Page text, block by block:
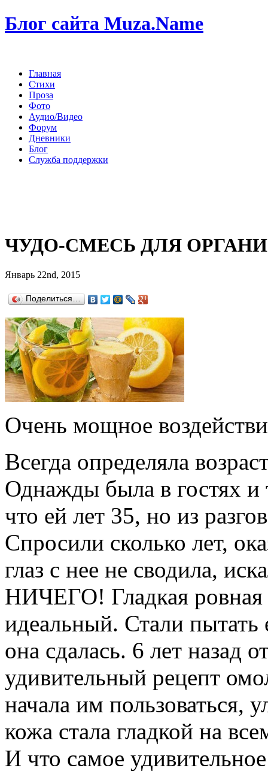
Блог сайта Muza.Name
Главная
Стихи
Проза
Фото
Аудио/Видео
Форум
Дневники
Блог
Служба поддержки
ЧУДО-СМЕСЬ ДЛЯ
Январь 22nd, 2015
Поделиться…
Очень мощное
Всегда определяла
Однажды была в гостях
что ей лет 35, но из
Спросили сколько лет,
глаз с нее не сводила,
НИЧЕГО! Гладкая
идеальный. Стали пытать
она сдалась. 6 лет назад
удивительный рецепт
начала им пользоваться,
кожа стала гладкой на
И что самое